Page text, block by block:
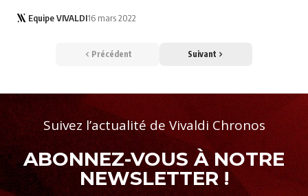
Equipe VIVALDI16 mars 2022
Précédent Suivant
Suivez l’actualité de Vivaldi Chronos
ABONNEZ-VOUS À NOTRE
NEWSLETTER !